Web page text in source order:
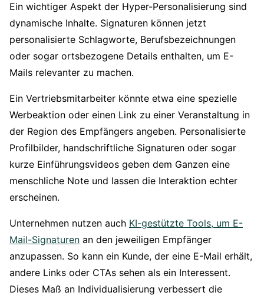
Ein wichtiger Aspekt der Hyper-Personalisierung sind
dynamische Inhalte. Signaturen können jetzt
personalisierte Schlagworte, Berufsbezeichnungen
oder sogar ortsbezogene Details enthalten, um E-
Mails relevanter zu machen.
Ein Vertriebsmitarbeiter könnte etwa eine spezielle
Werbeaktion oder einen Link zu einer Veranstaltung in
der Region des Empfängers angeben. Personalisierte
Profilbilder, handschriftliche Signaturen oder sogar
kurze Einführungsvideos geben dem Ganzen eine
menschliche Note und lassen die Interaktion echter
erscheinen.
Unternehmen nutzen auch KI-gestützte Tools, um E-
Mail-Signaturen an den jeweiligen Empfänger
anzupassen. So kann ein Kunde, der eine E-Mail erhält,
andere Links oder CTAs sehen als ein Interessent.
Dieses Maß an Individualisierung verbessert die